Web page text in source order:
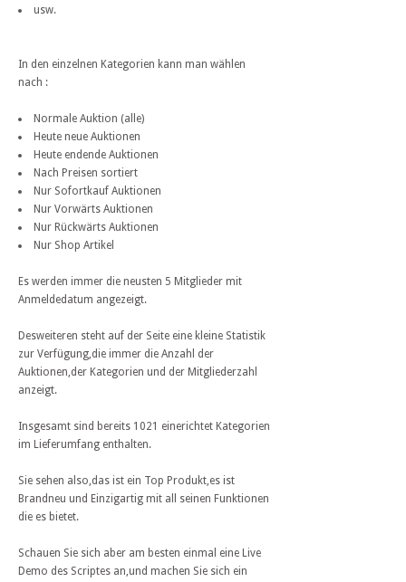
usw.
In den einzelnen Kategorien kann man wählen
nach :
Normale Auktion (alle)
Heute neue Auktionen
Heute endende Auktionen
Nach Preisen sortiert
Nur Sofortkauf Auktionen
Nur Vorwärts Auktionen
Nur Rückwärts Auktionen
Nur Shop Artikel
Es werden immer die neusten 5 Mitglieder mit
Anmeldedatum angezeigt.
Desweiteren steht auf der Seite eine kleine Statistik
zur Verfügung,die immer die Anzahl der
Auktionen,der Kategorien und der Mitgliederzahl
anzeigt.
Insgesamt sind bereits 1021 einerichtet Kategorien
im Lieferumfang enthalten.
Sie sehen also,das ist ein Top Produkt,es ist
Brandneu und Einzigartig mit all seinen Funktionen
die es bietet.
Schauen Sie sich aber am besten einmal eine Live
Demo des Scriptes an,und machen Sie sich ein